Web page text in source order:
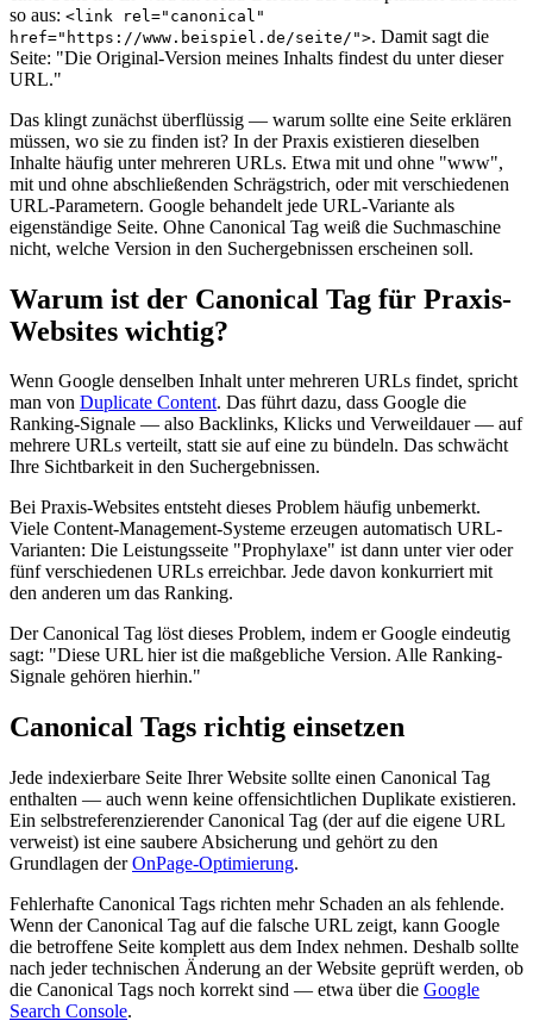
so aus: <link rel="canonical"
href="https://www.beispiel.de/seite/">. Damit sagt die
Seite: "Die Original-Version meines Inhalts findest du unter dieser
URL."
Das klingt zunächst überflüssig — warum sollte eine Seite erklären
müssen, wo sie zu finden ist? In der Praxis existieren dieselben
Inhalte häufig unter mehreren URLs. Etwa mit und ohne "www",
mit und ohne abschließenden Schrägstrich, oder mit verschiedenen
URL-Parametern. Google behandelt jede URL-Variante als
eigenständige Seite. Ohne Canonical Tag weiß die Suchmaschine
nicht, welche Version in den Suchergebnissen erscheinen soll.
Warum ist der Canonical Tag für Praxis-
Websites wichtig?
Wenn Google denselben Inhalt unter mehreren URLs findet, spricht
man von Duplicate Content. Das führt dazu, dass Google die
Ranking-Signale — also Backlinks, Klicks und Verweildauer — auf
mehrere URLs verteilt, statt sie auf eine zu bündeln. Das schwächt
Ihre Sichtbarkeit in den Suchergebnissen.
Bei Praxis-Websites entsteht dieses Problem häufig unbemerkt.
Viele Content-Management-Systeme erzeugen automatisch URL-
Varianten: Die Leistungsseite "Prophylaxe" ist dann unter vier oder
fünf verschiedenen URLs erreichbar. Jede davon konkurriert mit
den anderen um das Ranking.
Der Canonical Tag löst dieses Problem, indem er Google eindeutig
sagt: "Diese URL hier ist die maßgebliche Version. Alle Ranking-
Signale gehören hierhin."
Canonical Tags richtig einsetzen
Jede indexierbare Seite Ihrer Website sollte einen Canonical Tag
enthalten — auch wenn keine offensichtlichen Duplikate existieren.
Ein selbstreferenzierender Canonical Tag (der auf die eigene URL
verweist) ist eine saubere Absicherung und gehört zu den
Grundlagen derOnPage-Optimierung.
Fehlerhafte Canonical Tags richten mehr Schaden an als fehlende.
Wenn der Canonical Tag auf die falsche URL zeigt, kann Google
die betroffene Seite komplett aus dem Index nehmen. Deshalb sollte
nach jeder technischen Änderung an der Website geprüft werden, ob
die Canonical Tags noch korrekt sind — etwa über die Google
Search Console.